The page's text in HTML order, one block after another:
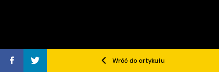
Wróć do artykułu